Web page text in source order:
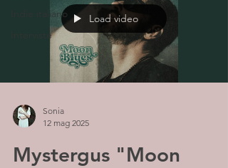
Indie italiano
Interviste
Load video
Sonia
12 mag 2025
Mystergus "Moon